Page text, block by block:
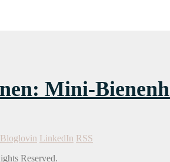
Mini-
Bloglovin LinkedIn RSS
Reserved.